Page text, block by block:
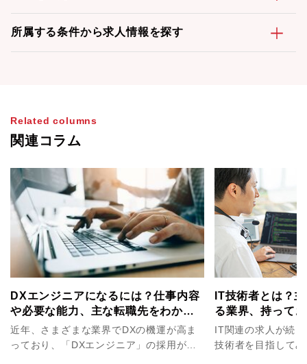
所属する条件から求人情報を探す
Related columns
関連コラム
DXエンジニアになるには？仕事内容
や必要な能力、主な転職先をわかり
やすく解説！
近年、さまざまな業界でDXの機運が高ま
っており、「DXエンジニア」の採用が活
IT技術者とは？
る業界、持って
介！
IT関連の求人が続
技術者を目指して